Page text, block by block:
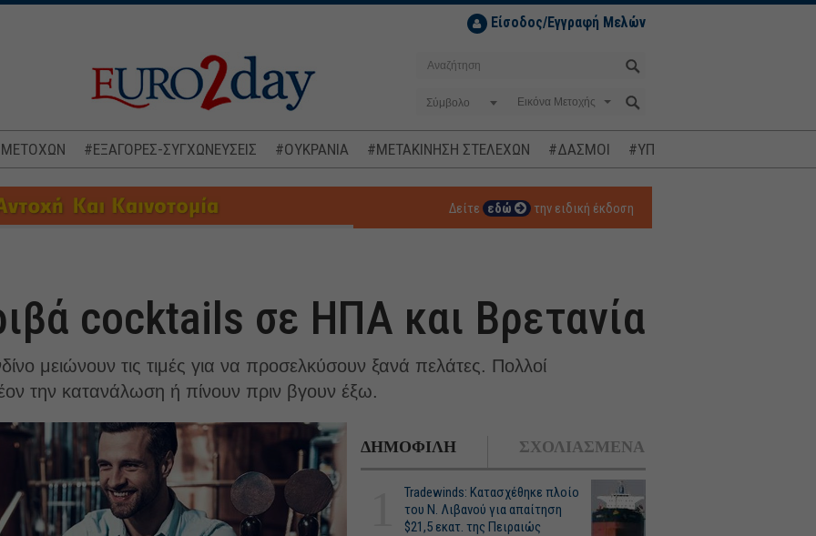
Είσοδος/Εγγραφή Μελών
Σύμβολο
ΜΕΤΟΧΩΝ #ΕΞΑΓΟΡΕΣ-ΣΥΓΧΩΝΕΥΣΕΙΣ #ΟΥΚΡΑΝΙΑ #ΜΕΤΑΚΙΝΗΣΗ ΣΤΕΛΕΧΩΝ #ΔΑΣΜΟΙ #ΥΠΟΚΛΟΠΕΣ
Δείτε εδώ την ειδική έκδοση
cocktails σε ΗΠΑ και Βρετανία
μειώνουν τις τιμές για να προσελκύσουν ξανά πελάτες. Πολλοί
την κατανάλωση ή πίνουν πριν βγουν έξω.
ΔΗΜΟΦΙΛΗ ΣΧΟΛΙΑΣΜΕΝΑ
Tradewinds: Κατασχέθηκε πλοίο
του Ν. Λιβανού για απαίτηση
$21,5 εκατ. της Πειραιώς